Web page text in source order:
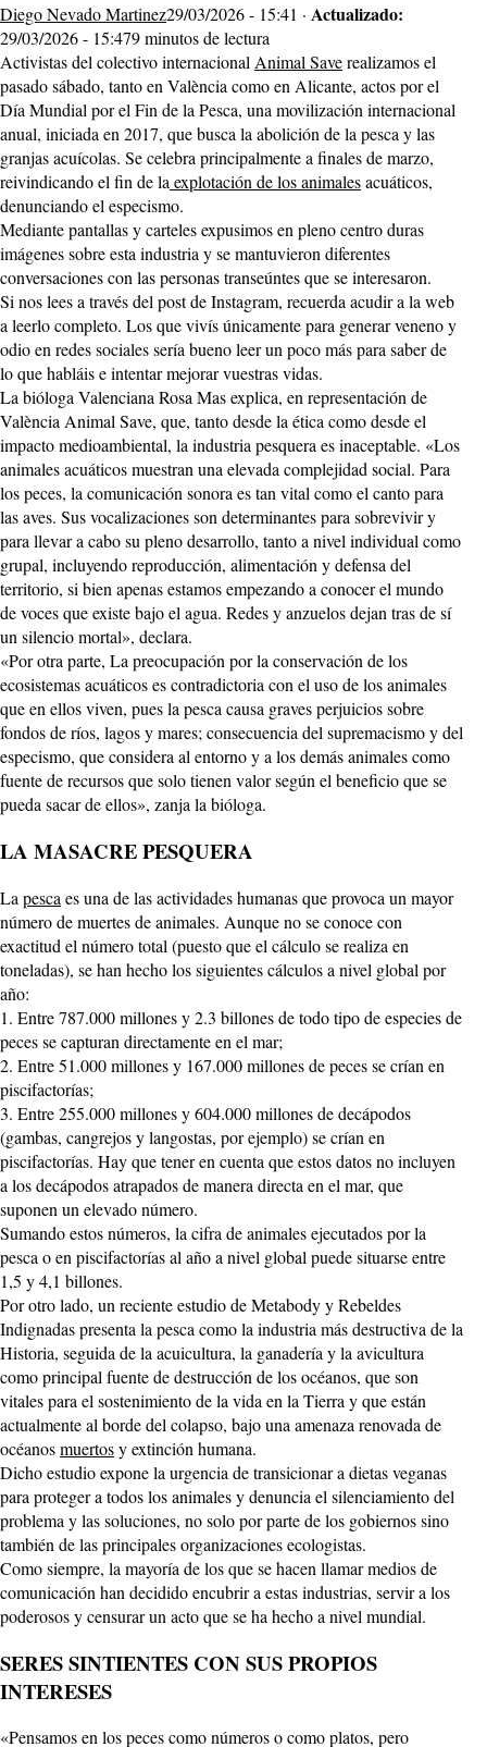
Diego Nevado Martinez29/03/2026 - 15:41 · Actualizado:
29/03/2026 - 15:479 minutos de lectura
Activistas del colectivo internacionalAnimal Saverealizamos el
pasado sábado, tanto en València como en Alicante, actos por el
Día Mundial por el Fin de la Pesca, una movilización internacional
anual, iniciada en 2017, que busca la abolición de la pesca y las
granjas acuícolas. Se celebra principalmente a finales de marzo,
reivindicando el fin de laexplotación de los animalesacuáticos,
denunciando el especismo.
Mediante pantallas y carteles expusimos en pleno centro duras
imágenes sobre esta industria y se mantuvieron diferentes
conversaciones con las personas transeúntes que se interesaron.
Si nos lees a través del post de Instagram, recuerda acudir a la web
a leerlo completo. Los que vivís únicamente para generar veneno y
odio en redes sociales sería bueno leer un poco más para saber de
lo que habláis e intentar mejorar vuestras vidas.
La bióloga Valenciana Rosa Mas explica, en representación de
València Animal Save, que, tanto desde la ética como desde el
impacto medioambiental, la industria pesquera es inaceptable. «Los
animales acuáticos muestran una elevada complejidad social. Para
los peces, la comunicación sonora es tan vital como el canto para
las aves. Sus vocalizaciones son determinantes para sobrevivir y
para llevar a cabo su pleno desarrollo, tanto a nivel individual como
grupal, incluyendo reproducción, alimentación y defensa del
territorio, si bien apenas estamos empezando a conocer el mundo
de voces que existe bajo el agua. Redes y anzuelos dejan tras de sí
un silencio mortal», declara.
«Por otra parte, La preocupación por la conservación de los
ecosistemas acuáticos es contradictoria con el uso de los animales
que en ellos viven, pues la pesca causa graves perjuicios sobre
fondos de ríos, lagos y mares; consecuencia del supremacismo y del
especismo, que considera al entorno y a los demás animales como
fuente de recursos que solo tienen valor según el beneficio que se
pueda sacar de ellos», zanja la bióloga.
LA MASACRE PESQUERA
La pesca es una de las actividades humanas que provoca un mayor
número de muertes de animales. Aunque no se conoce con
exactitud el número total (puesto que el cálculo se realiza en
toneladas), se han hecho los siguientes cálculos a nivel global por
año:
1. Entre 787.000 millones y 2.3 billones de todo tipo de especies de
peces se capturan directamente en el mar;
2. Entre 51.000 millones y 167.000 millones de peces se crían en
piscifactorías;
3. Entre 255.000 millones y 604.000 millones de decápodos
(gambas, cangrejos y langostas, por ejemplo) se crían en
piscifactorías. Hay que tener en cuenta que estos datos no incluyen
a los decápodos atrapados de manera directa en el mar, que
suponen un elevado número.
Sumando estos números, la cifra de animales ejecutados por la
pesca o en piscifactorías al año a nivel global puede situarse entre
1,5 y 4,1 billones.
Por otro lado, un reciente estudio de Metabody y Rebeldes
Indignadas presenta la pesca como la industria más destructiva de la
Historia, seguida de la acuicultura, la ganadería y la avicultura
como principal fuente de destrucción de los océanos, que son
vitales para el sostenimiento de la vida en la Tierra y que están
actualmente al borde del colapso, bajo una amenaza renovada de
océanosmuertosy extinción humana.
Dicho estudio expone la urgencia de transicionar a dietas veganas
para proteger a todos los animales y denuncia el silenciamiento del
problema y las soluciones, no solo por parte de los gobiernos sino
también de las principales organizaciones ecologistas.
Como siempre, la mayoría de los que se hacen llamar medios de
comunicación han decidido encubrir a estas industrias, servir a los
poderosos y censurar un acto que se ha hecho a nivel mundial.
SERES SINTIENTES CON SUS PROPIOS
INTERESES
«Pensamos en los peces como números o como platos, pero